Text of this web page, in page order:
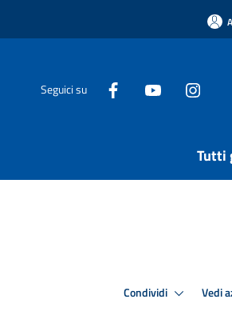
Seguici su
Tutti
Condividi Vedi